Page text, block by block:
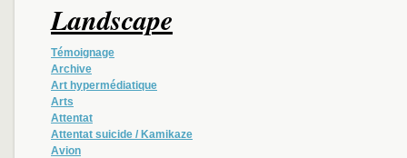
Landscape
Témoignage
Archive
Art hypermédiatique
Arts
Attentat
Attentat suicide / Kamikaze
Avion